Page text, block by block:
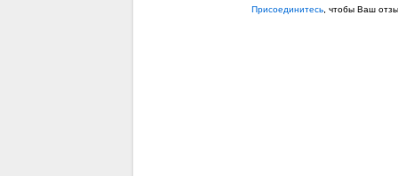
Присоединитесь , чтобы Ваш